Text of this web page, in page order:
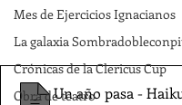
Mes de Ejercicios Ignacianos
La galaxia
Crónicas de la Clericus Cup
Obra de teatroUn año pasa -